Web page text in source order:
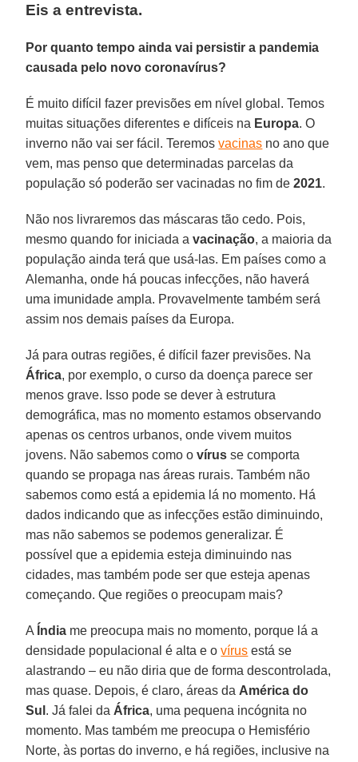
Eis a entrevista.
Por quanto tempo ainda vai persistir a pandemia
causada pelo novo coronavírus?
É muito difícil fazer previsões em nível global. Temos
muitas situações diferentes e difíceis na Europa. O
inverno não vai ser fácil. Teremosvacinas no ano que
vem, mas penso que determinadas parcelas da
população só poderão ser vacinadas no fim de2021.
Não nos livraremos das máscaras tão cedo. Pois,
mesmo quando for iniciada avacinação, a maioria da
população ainda terá que usá-las. Em países como a
Alemanha, onde há poucas infecções, não haverá
uma imunidade ampla. Provavelmente também será
assim nos demais países da Europa.
Já para outras regiões, é difícil fazer previsões. Na
África, por exemplo, o curso da doença parece ser
menos grave. Isso pode se dever à estrutura
demográfica, mas no momento estamos observando
apenas os centros urbanos, onde vivem muitos
jovens. Não sabemos como ovírus se comporta
quando se propaga nas áreas rurais. Também não
sabemos como está a epidemia lá no momento. Há
dados indicando que as infecções estão diminuindo,
mas não sabemos se podemos generalizar. É
possível que a epidemia esteja diminuindo nas
cidades, mas também pode ser que esteja apenas
começando. Que regiões o preocupam mais?
A Índia me preocupa mais no momento, porque lá a
densidade populacional é alta e ovírus está se
alastrando – eu não diria que de forma descontrolada,
mas quase. Depois, é claro, áreas da América do
Sul . Já falei da África, uma pequena incógnita no
momento. Mas também me preocupa o Hemisfério
Norte, às portas do inverno, e há regiões, inclusive na